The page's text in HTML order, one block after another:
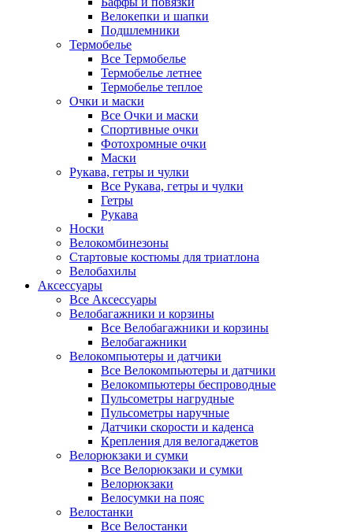
Велокепки и шапки
Подшлемники
Термобелье
Все Термобелье
Термобелье летнее
Термобелье теплое
Очки и маски
Все Очки и маски
Спортивные очки
Фотохромные очки
Маски
Рукава, гетры и чулки
Все Рукава, гетры и чулки
Гетры
Рукава
Носки
Велокомбинезоны
Стартовые костюмы для триатлона
Велобахилы
Аксессуары
Все Аксессуары
Велобагажники и корзины
Все Велобагажники и корзины
Велобагажники
Велокомпьютеры и датчики
Все Велокомпьютеры и датчики
Велокомпьютеры беспроводные
Пульсометры нагрудные
Пульсометры наручные
Датчики скорости и каденса
Крепления для велогаджетов
Велорюкзаки и сумки
Все Велорюкзаки и сумки
Велорюкзаки
Велосумки на пояс
Велостанки
Все Велостанки